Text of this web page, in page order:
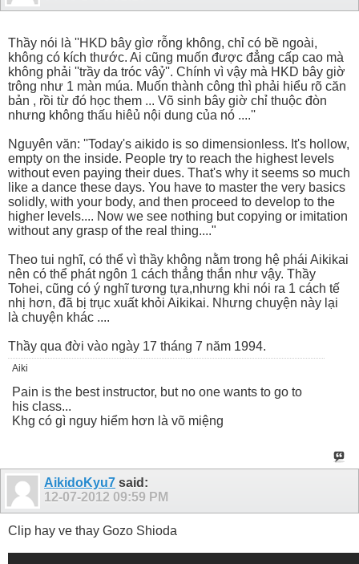
Thầy nói là ''HKD bây gìơ rỗng không, chỉ có bề ngoài,
không có kích thước. Ai cũng muốn được đẳng cấp cao mà
không phải ''trầy da tróc vâỷ''. Chính vì vậy mà HKD bây giờ
trông như 1 màn múa. Muốn thành công thì phải hiểu rõ căn
bản , rồi từ đó học them ... Võ sinh bây giờ chỉ thuộc đòn
nhưng không thấu hiêủ nội dung của nó ....''
Nguyên văn: ''Today's aikido is so dimensionless. It's hollow,
empty on the inside. People try to reach the highest levels
without even paying their dues. That's why it seems so much
like a dance these days. You have to master the very basics
solidly, with your body, and then proceed to develop to the
higher levels.... Now we see nothing but copying or imitation
without any grasp of the real thing...."
Theo tui nghĩ, có thể vì thầy không nằm trong hệ phái Aikikai
nên có thể phát ngôn 1 cách thẳng thắn như vậy. Thầy
Tohei, cũng có ý nghĩ tương tựa,nhưng khi nói ra 1 cách tế
nhị hơn, đã bị trục xuất khỏi Aikikai. Nhưng chuyện này lại
là chuyện khác ....
Thầy qua đời vào ngày 17 tháng 7 năm 1994.
Aiki
Pain is the best instructor, but no one wants to go to
his class...
Khg có gì nguy hiểm hơn là võ miệng
AikidoKyu7 said:
12-07-2012 09:59 PM
Clip hay ve thay Gozo Shioda